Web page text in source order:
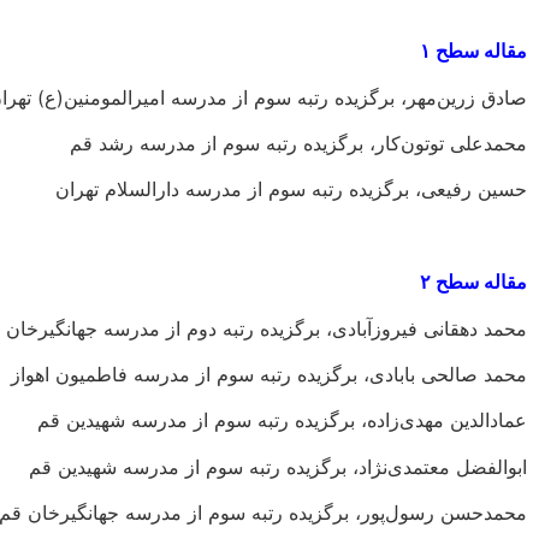
مقاله سطح ۱
صادق زرین‌مهر، برگزیده رتبه سوم از مدرسه امیرالمومنین(ع)
محمدعلی توتون‌کار، برگزیده رتبه سوم از مدرسه رشد قم
حسین رفیعی، برگزیده رتبه سوم از مدرسه دارالسلام تهران
مقاله سطح ۲
محمد دهقانی فیروزآبادی، برگزیده رتبه دوم از مدرسه
محمد صالحی بابادی، برگزیده رتبه سوم از مدرسه فاطمیون اهواز
عمادالدین مهدی‌زاده، برگزیده رتبه سوم از مدرسه شهیدین قم
ابوالفضل معتمدی‌نژاد، برگزیده رتبه سوم از مدرسه شهیدین قم
محمدحسن رسول‌پور، برگزیده رتبه سوم از مدرسه جهانگیرخان قم